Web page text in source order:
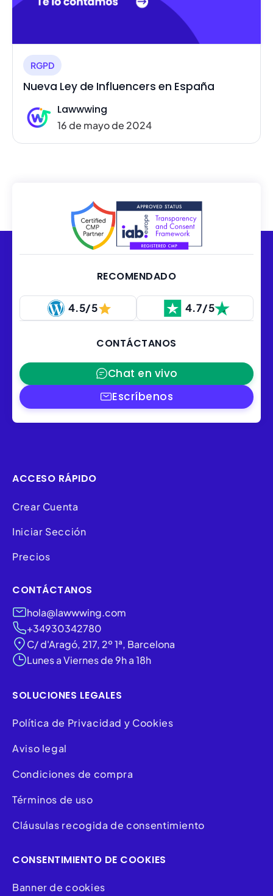
RGPD
Nueva Ley de Influencers en España
Lawwwing
16 de mayo de 2024
RECOMENDADO
4.5/5 4.7/5
CONTÁCTANOS
Chat en vivo
Escríbenos
ACCESO RÁPIDO
Crear Cuenta
Iniciar Sección
Precios
CONTÁCTANOS
hola@lawwwing.com
+34930342780
C/ d'Aragó, 217, 2º 1ª, Barcelona
Lunes a Viernes de 9h a 18h
SOLUCIONES LEGALES
Política de Privacidad y Cookies
Aviso legal
Condiciones de compra
Términos de uso
Cláusulas recogida de consentimiento
CONSENTIMIENTO DE COOKIES
Banner de cookies